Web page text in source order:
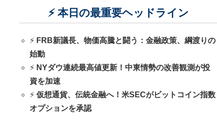
⚡ 本日の最重要ヘッドライン
⚡ FRB新議長、物価高騰と闘う：金融政策、綱渡りの
始動
⚡ NYダウ連続最高値更新！中東情勢の改善観測が投
資を加速
⚡ 仮想通貨、伝統金融へ！米SECがビットコイン指数
オプションを承認